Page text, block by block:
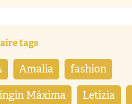
tags
Amalia fashion
Máxima Letizia